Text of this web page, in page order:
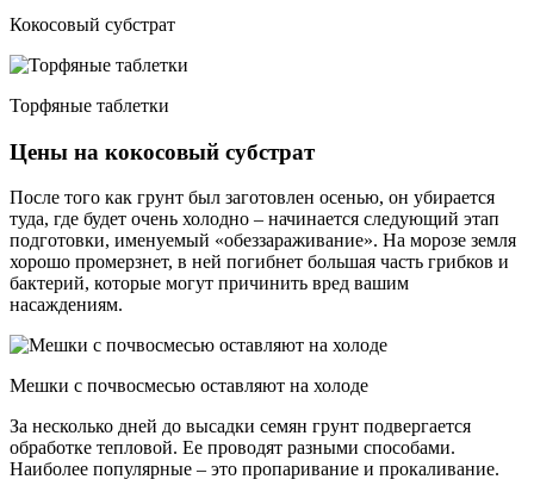
Кокосовый субстрат
Торфяные таблетки
Цены на кокосовый субстрат
После того как грунт был заготовлен осенью, он убирается
туда, где будет очень холодно – начинается следующий этап
подготовки, именуемый «обеззараживание». На морозе земля
хорошо промерзнет, в ней погибнет большая часть грибков и
бактерий, которые могут причинить вред вашим
насаждениям.
Мешки с почвосмесью оставляют на холоде
За несколько дней до высадки семян грунт подвергается
обработке тепловой. Ее проводят разными способами.
Наиболее популярные – это пропаривание и прокаливание.